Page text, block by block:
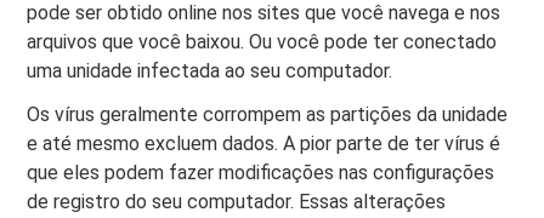
pode ser obtido online nos sites que você navega e nos
arquivos que você baixou. Ou você pode ter conectado
uma unidade infectada ao seu computador.
Os vírus geralmente corrompem as partições da unidade
e até mesmo excluem dados. A pior parte de ter vírus é
que eles podem fazer modificações nas configurações
de registro do seu computador. Essas alterações